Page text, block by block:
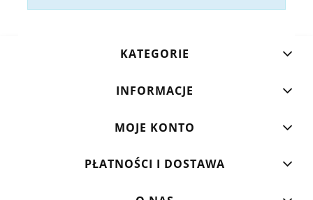
KATEGORIE
INFORMACJE
MOJE KONTO
PŁATNOŚCI I DOSTAWA